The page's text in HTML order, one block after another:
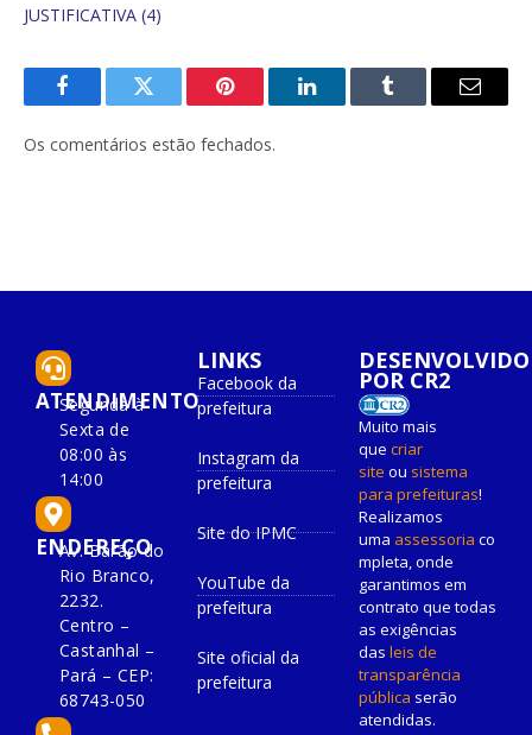
JUSTIFICATIVA (4)
FacebookTwitter Pinterest O
Tumblr
E-
Os comentários estão fechados.
ATENDIMENTO
Segunda à
Sexta de
08:00 às
14:00
ENDEREÇO
Av. Barão do
Rio Branco,
2232.
Centro –
Castanhal –
Pará – CEP:
68743-050
LINKS
Facebook da
prefeitura
Instagram da
prefeitura
Site do IPMC
YouTube da
prefeitura
Site oficial da
prefeitura
DESENVOLVIDO
POR CR2
Muito mais
que criar
site ou sistema
para prefeituras!
Realizamos
uma assessoria co
mpleta, onde
garantimos em
contrato que todas
as exigências
das leis de
transparência
pública serão
atendidas.